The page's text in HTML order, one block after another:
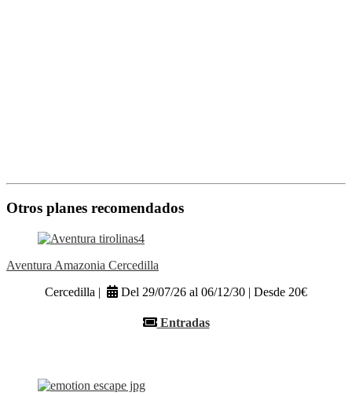
Otros planes recomendados
Aventura Amazonia Cercedilla
Cercedilla |
Del 29/07/26 al 06/12/30 | Desde 20€
Entradas